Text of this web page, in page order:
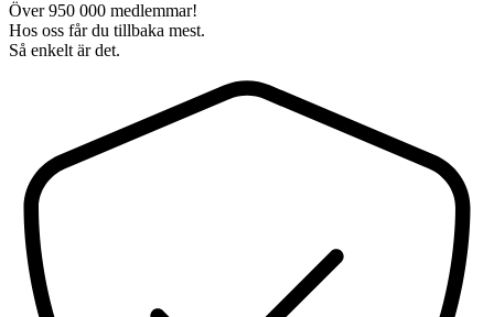
Över 950 000 medlemmar!
Hos oss får du tillbaka mest.
Så enkelt är det.